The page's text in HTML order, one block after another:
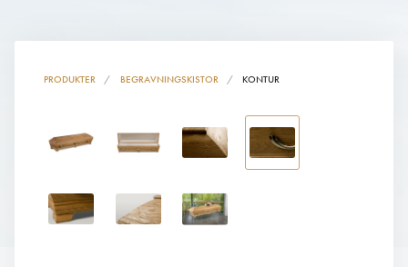
PRODUKTER BEGRAVNINGSKISTOR KONTUR